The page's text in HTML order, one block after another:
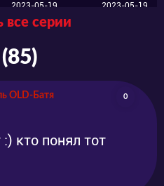
поваром.
Хоудзи из очень
играет на
несмотря на
Воплотят ли
или
2023-05-19
2023-05-19
2023-05-26
2023-06-09
2023-06-23 2023-06-23
все серии
OLD-Батя 0
кто понял тот